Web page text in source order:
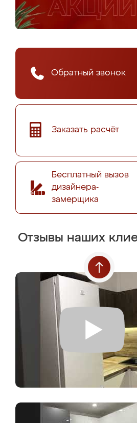
Обратный звонок
Заказать расчёт
Бесплатный вызов
дизайнера-
замерщика
Отзывы наших